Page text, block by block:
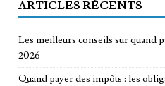
ARTICLES RÉCENTS
Les meilleurs conseils sur quand
2026
Quand payer des impôts : les